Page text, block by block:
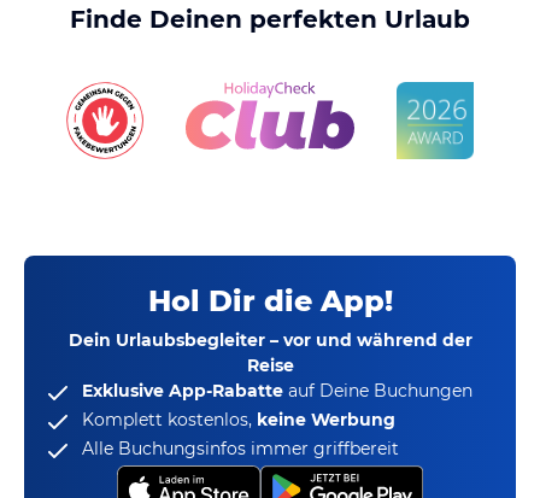
Finde Deinen perfekten Urlaub
Hol Dir die App!
Dein Urlaubsbegleiter – vor und während der
Reise
Exklusive App-Rabatte auf Deine Buchungen
Komplett kostenlos, keine Werbung
Alle Buchungsinfos immer griffbereit